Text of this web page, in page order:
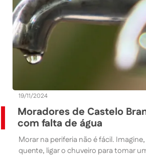
19/11/2024
Moradores de Castelo
com falta de água
Morar na periferia não é fácil.
quente, ligar o chuveiro para tomar